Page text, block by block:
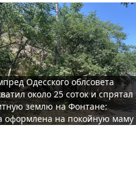
Одесского облсовета
около 25 соток и спрятал
землю на Фонтане:
оформлена на покойную маму